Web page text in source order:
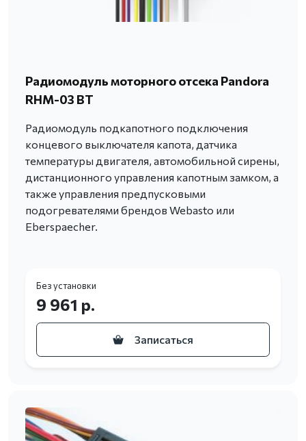
Радиомодуль моторного отсека Pandora
RHM-03 BT
Радиомодуль подкапотного подключения
концевого выключателя капота, датчика
температуры двигателя, автомобильной сирены,
дистанционного управления капотным замком, а
также управления предпусковыми
подогревателями брендов Webasto или
Eberspaecher.
Без установки
9 961 р.
Записаться